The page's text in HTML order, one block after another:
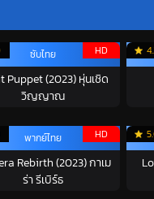
HD
ซับไทย
Puppet (2023) หุ่นเชิด
วิญญาณ
HD
พากย์ไทย
Rebirth (2023) กาเม
ร่า รีเบิร์ธ